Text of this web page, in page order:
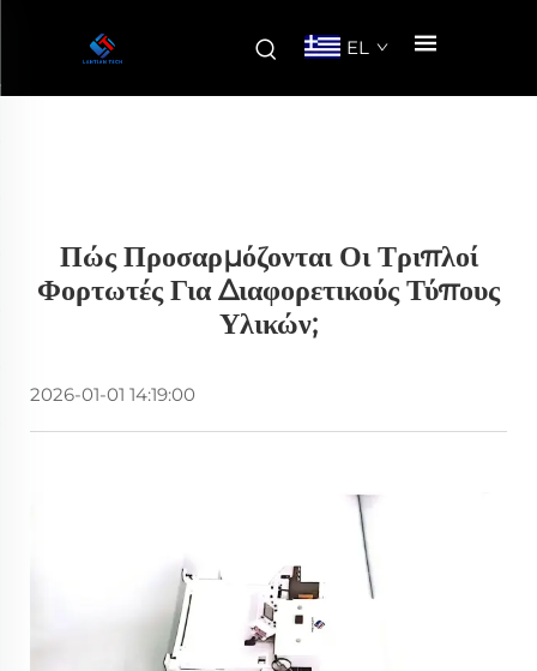
EL
Πώς Προσαρμόζονται Οι Τριπλοί
Φορτωτές Για Διαφορετικούς Τύπους
Υλικών;
2026-01-01 14:19:00